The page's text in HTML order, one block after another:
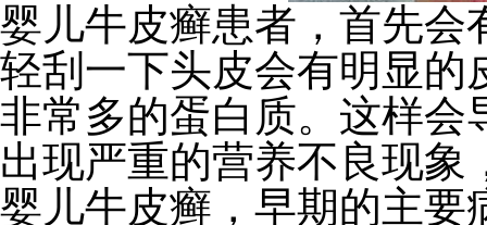
婴儿牛皮癣患者，首先会
轻刮一下头皮会有明显的
非常多的蛋白质。这样会
出现严重的营养不良现
婴儿牛皮癣，早期的主要